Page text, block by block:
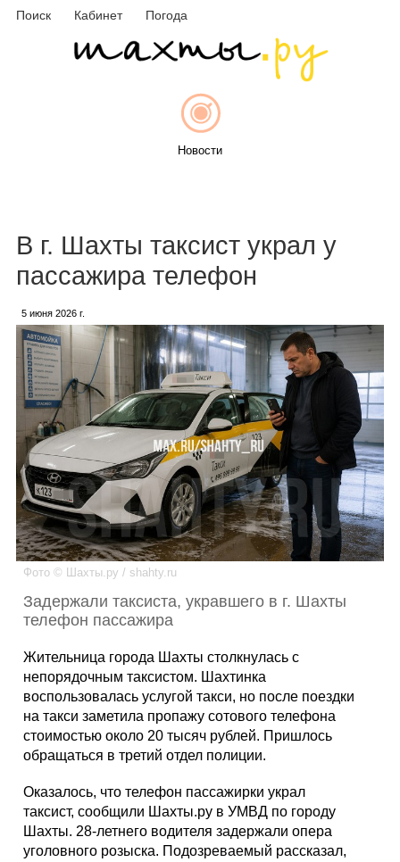
Поиск Кабинет Погода
Новости
Каталог
Инфо
Карты
Фотогалерея
В г. Шахты таксист украл у
пассажира телефон
5 июня 2026 г.
Фото © Шахты.ру / shahty.ru
Задержали таксиста, укравшего в г. Шахты
телефон пассажира
Жительница города Шахты столкнулась с
непорядочным таксистом. Шахтинка
воспользовалась услугой такси, но после поездки
на такси заметила пропажу сотового телефона
стоимостью около 20 тысяч рублей. Пришлось
обращаться в третий отдел полиции.
Оказалось, что телефон пассажирки украл
таксист, сообщили Шахты.ру в УМВД по городу
Шахты. 28-летнего водителя задержали опера
уголовного розыска. Подозреваемый рассказал,